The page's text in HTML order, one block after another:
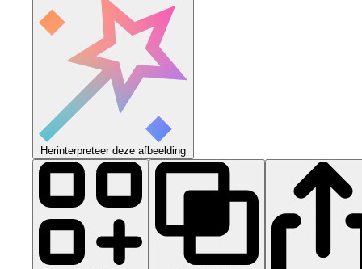
Herinterpreteer deze afbeelding